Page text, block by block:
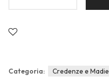
Categoria: Credenze e Madie